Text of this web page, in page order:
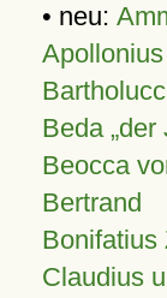
• neu:
Beda „der
Beocca
Bertrand
Bonifatius
Claudius